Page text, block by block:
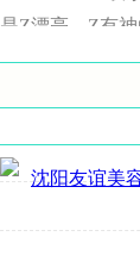
是Z漂亮，Z有神
做丰胸手术
做丰胸手术哪